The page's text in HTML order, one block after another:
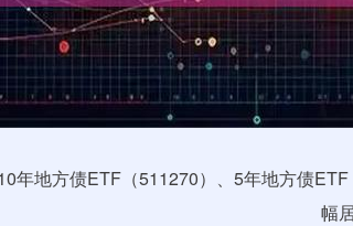
年地方债ETF（511270）、5年地方债
幅
1.02% 深证成指 14311.01